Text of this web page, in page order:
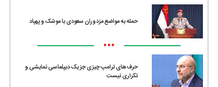
حمله به مواضع مزدوران سعودی با موشک و پهپاد
•••
حرف‌های ترامپ چیزی جز یک دیپلماسی نمایشی و
تکراری نیست